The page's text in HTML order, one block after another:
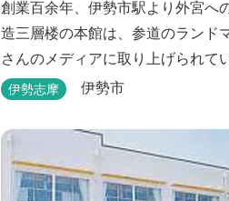
創業百余年、伊勢市駅より外宮へ
造三層楼の本館は、参道のランド
さんのメディアに取り上げられて
伊勢志摩の食材をお値打ちに堪能
伊勢志摩 伊勢市